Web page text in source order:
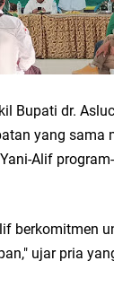
Bupati dr.
yang sama
Alif
berkomitmen
ujar pria